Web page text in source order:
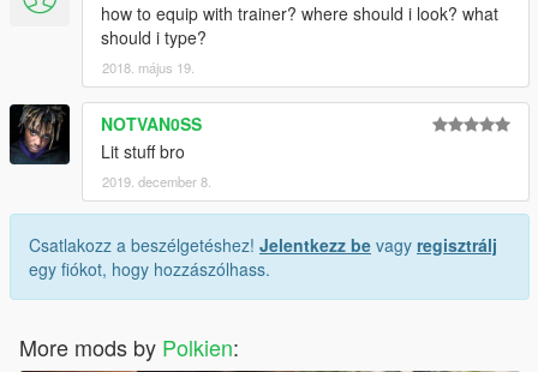
how to equip with trainer? where should i look? what
should i type?
2018. május 19.
NOTVAN0SS
Lit stuff bro
2019. december 8.
Csatlakozz a beszélgetéshez! Jelentkezz be vagy regisztrálj
egy fiókot, hogy hozzászólhass.
More mods by Polkien: